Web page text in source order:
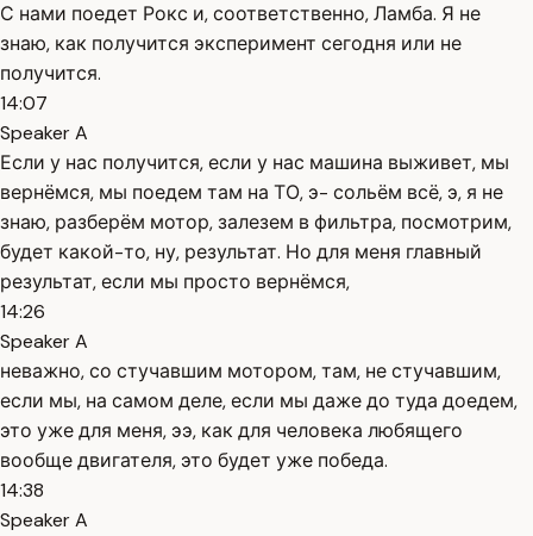
С нами поедет Рокс и, соответственно, Ламба. Я не
знаю, как получится эксперимент сегодня или не
получится.
14:07
Speaker A
Если у нас получится, если у нас машина выживет, мы
вернёмся, мы поедем там на ТО, э- сольём всё, э, я не
знаю, разберём мотор, залезем в фильтра, посмотрим,
будет какой-то, ну, результат. Но для меня главный
результат, если мы просто вернёмся,
14:26
Speaker A
неважно, со стучавшим мотором, там, не стучавшим,
если мы, на самом деле, если мы даже до туда доедем,
это уже для меня, ээ, как для человека любящего
вообще двигателя, это будет уже победа.
14:38
Speaker A